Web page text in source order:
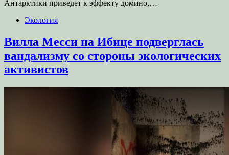
Антарктики приведет к эффекту домино,…
Экология
Вилла Месси на Ибице подверглась
вандализму со стороны экологических
активистов